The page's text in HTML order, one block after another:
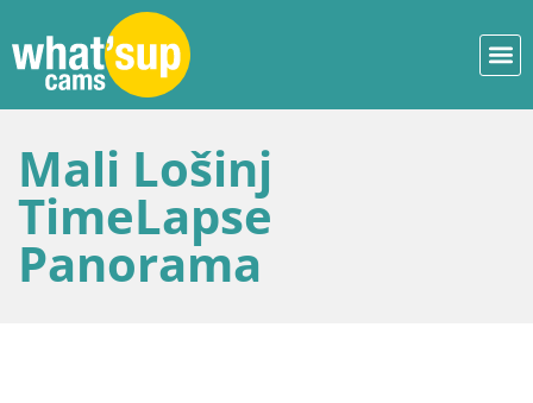
Mali Lošinj
TimeLapse
Panorama